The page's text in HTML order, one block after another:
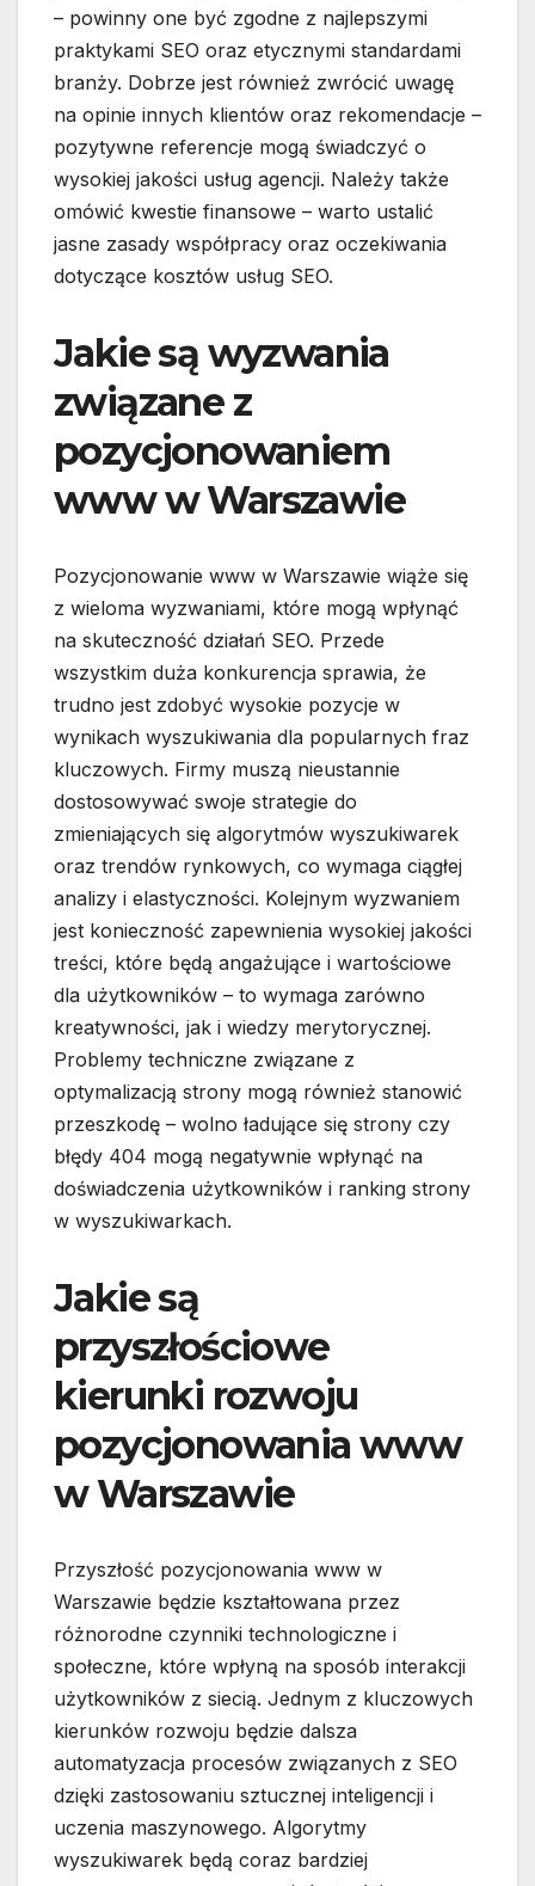
– powinny one być zgodne z najlepszymi
praktykami SEO oraz etycznymi standardami
branży. Dobrze jest również zwrócić uwagę
na opinie innych klientów oraz rekomendacje –
pozytywne referencje mogą świadczyć o
wysokiej jakości usług agencji. Należy także
omówić kwestie finansowe – warto ustalić
jasne zasady współpracy oraz oczekiwania
dotyczące kosztów usług SEO.
Jakie są wyzwania
związane z
pozycjonowaniem
www w Warszawie
Pozycjonowanie www w Warszawie wiąże się
z wieloma wyzwaniami, które mogą wpłynąć
na skuteczność działań SEO. Przede
wszystkim duża konkurencja sprawia, że
trudno jest zdobyć wysokie pozycje w
wynikach wyszukiwania dla popularnych fraz
kluczowych. Firmy muszą nieustannie
dostosowywać swoje strategie do
zmieniających się algorytmów wyszukiwarek
oraz trendów rynkowych, co wymaga ciągłej
analizy i elastyczności. Kolejnym wyzwaniem
jest konieczność zapewnienia wysokiej jakości
treści, które będą angażujące i wartościowe
dla użytkowników – to wymaga zarówno
kreatywności, jak i wiedzy merytorycznej.
Problemy techniczne związane z
optymalizacją strony mogą również stanowić
przeszkodę – wolno ładujące się strony czy
błędy 404 mogą negatywnie wpłynąć na
doświadczenia użytkowników i ranking strony
w wyszukiwarkach.
Jakie są
przyszłościowe
kierunki rozwoju
pozycjonowania www
w Warszawie
Przyszłość pozycjonowania www w
Warszawie będzie kształtowana przez
różnorodne czynniki technologiczne i
społeczne, które wpłyną na sposób interakcji
użytkowników z siecią. Jednym z kluczowych
kierunków rozwoju będzie dalsza
automatyzacja procesów związanych z SEO
dzięki zastosowaniu sztucznej inteligencji i
uczenia maszynowego. Algorytmy
wyszukiwarek będą coraz bardziej